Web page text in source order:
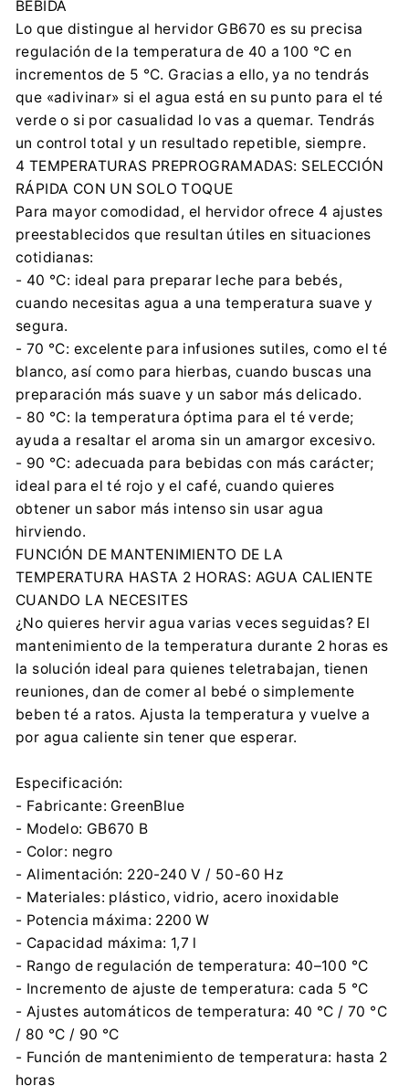
BEBIDA
Lo que distingue al hervidor GB670 es su precisa
regulación de la temperatura de 40 a 100 °C en
incrementos de 5 °C. Gracias a ello, ya no tendrás
que «adivinar» si el agua está en su punto para el té
verde o si por casualidad lo vas a quemar. Tendrás
un control total y un resultado repetible, siempre.
4 TEMPERATURAS PREPROGRAMADAS: SELECCIÓN
RÁPIDA CON UN SOLO TOQUE
Para mayor comodidad, el hervidor ofrece 4 ajustes
preestablecidos que resultan útiles en situaciones
cotidianas:
- 40 °C: ideal para preparar leche para bebés,
cuando necesitas agua a una temperatura suave y
segura.
- 70 °C: excelente para infusiones sutiles, como el té
blanco, así como para hierbas, cuando buscas una
preparación más suave y un sabor más delicado.
- 80 °C: la temperatura óptima para el té verde;
ayuda a resaltar el aroma sin un amargor excesivo.
- 90 °C: adecuada para bebidas con más carácter;
ideal para el té rojo y el café, cuando quieres
obtener un sabor más intenso sin usar agua
hirviendo.
FUNCIÓN DE MANTENIMIENTO DE LA
TEMPERATURA HASTA 2 HORAS: AGUA CALIENTE
CUANDO LA NECESITES
¿No quieres hervir agua varias veces seguidas? El
mantenimiento de la temperatura durante 2 horas es
la solución ideal para quienes teletrabajan, tienen
reuniones, dan de comer al bebé o simplemente
beben té a ratos. Ajusta la temperatura y vuelve a
por agua caliente sin tener que esperar.
Especificación:
- Fabricante: GreenBlue
- Modelo: GB670 B
- Color: negro
- Alimentación: 220-240 V / 50-60 Hz
- Materiales: plástico, vidrio, acero inoxidable
- Potencia máxima: 2200 W
- Capacidad máxima: 1,7 l
- Rango de regulación de temperatura: 40–100 °C
- Incremento de ajuste de temperatura: cada 5 °C
- Ajustes automáticos de temperatura: 40 °C / 70 °C
/ 80 °C / 90 °C
- Función de mantenimiento de temperatura: hasta 2
horas